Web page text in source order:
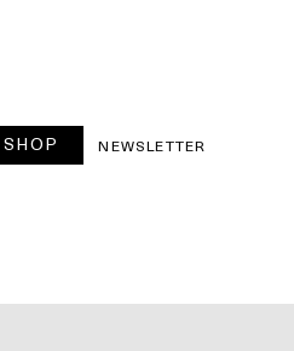
SHOP NEWSLETTER